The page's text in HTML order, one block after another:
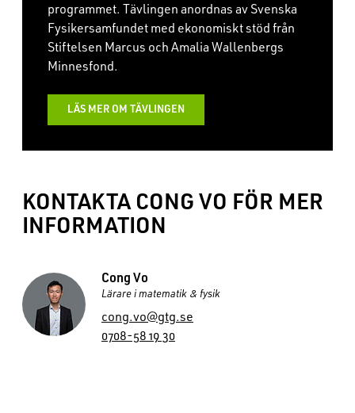
programmet. Tävlingen anordnas av Svenska
Fysikersamfundet med ekonomiskt stöd från
Stiftelsen Marcus och Amalia Wallenbergs
Minnesfond.
LÄS MER OM TÄVLINGEN
KONTAKTA CONG VO FÖR MER
INFORMATION
Namn:
Cong Vo
Titel:
Lärare i matematik & fysik
E-post:
cong.vo@gtg.se
Telefon:
0708-58 19 30